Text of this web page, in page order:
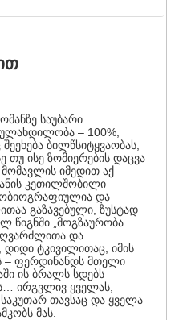
საუბარი
– 100%,
ბილწსიტყვაობას,
თუ ისე ზომიერების დაცვა
იმედით აქ
კეთილშობილი
და
გაზავებული, ზუსტად
წიგნში „მოგზაურობა
ღვარძლითა და
ტკივილითაც, იმის
– ფერდინანდს მთელი
ის ბრალს სდებს
ირგვლივ ყველას,
თავსაც და ყველა
მას.